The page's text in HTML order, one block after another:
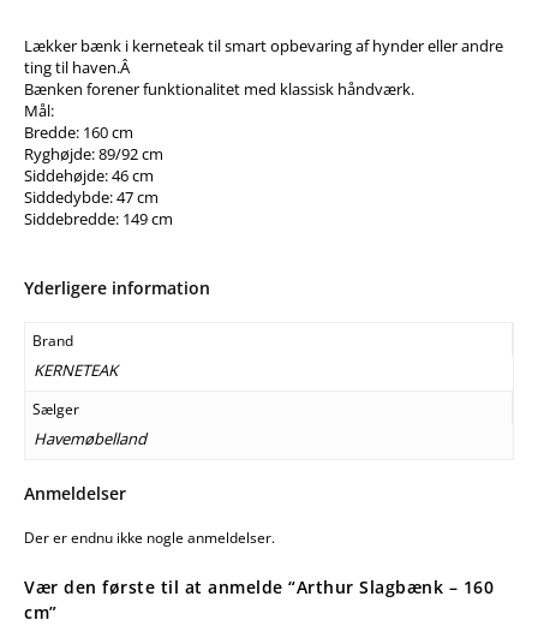
Lækker bænk i kerneteak til smart opbevaring af hynder eller andre
ting til haven.Â
Bænken forener funktionalitet med klassisk håndværk.
Mål:
Bredde: 160 cm
Ryghøjde: 89/92 cm
Siddehøjde: 46 cm
Siddedybde: 47 cm
Siddebredde: 149 cm
Yderligere information
Brand
KERNETEAK
Sælger
Havemøbelland
Anmeldelser
Der er endnu ikke nogle anmeldelser.
Vær den første til at anmelde “Arthur Slagbænk – 160
cm”